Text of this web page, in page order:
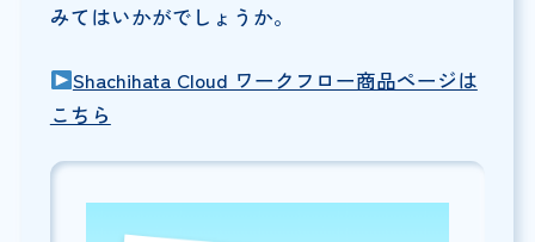
みてはいかがでしょうか。
Shachihata Cloud ワークフロー商品ページは
こちら